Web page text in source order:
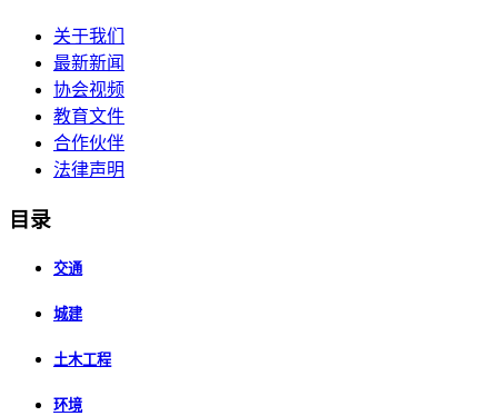
关于我们
最新新闻
协会视频
教育文件
合作伙伴
法律声明
目录
交通
城建
土木工程
环境